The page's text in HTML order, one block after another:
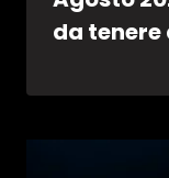
da tenere